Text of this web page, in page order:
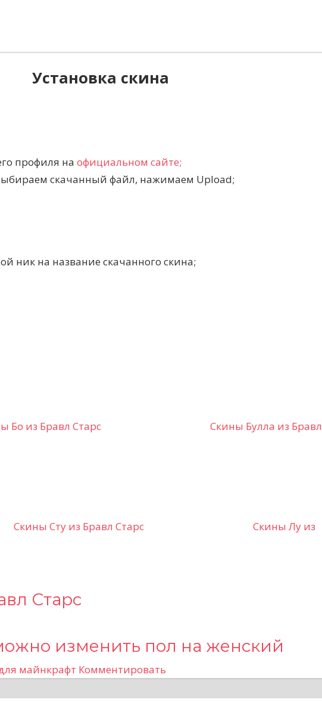
Установка скина
профиля на официальном сайте;
скачанный файл, нажимаем Upload;
ник на название скачанного скина;
Бо из Бравл Старс Скины Булла из Бравл
Скины Сту из Бравл Старс
Скины Лу из
Старс
изменить пол на женский
майнкрафт Комментировать